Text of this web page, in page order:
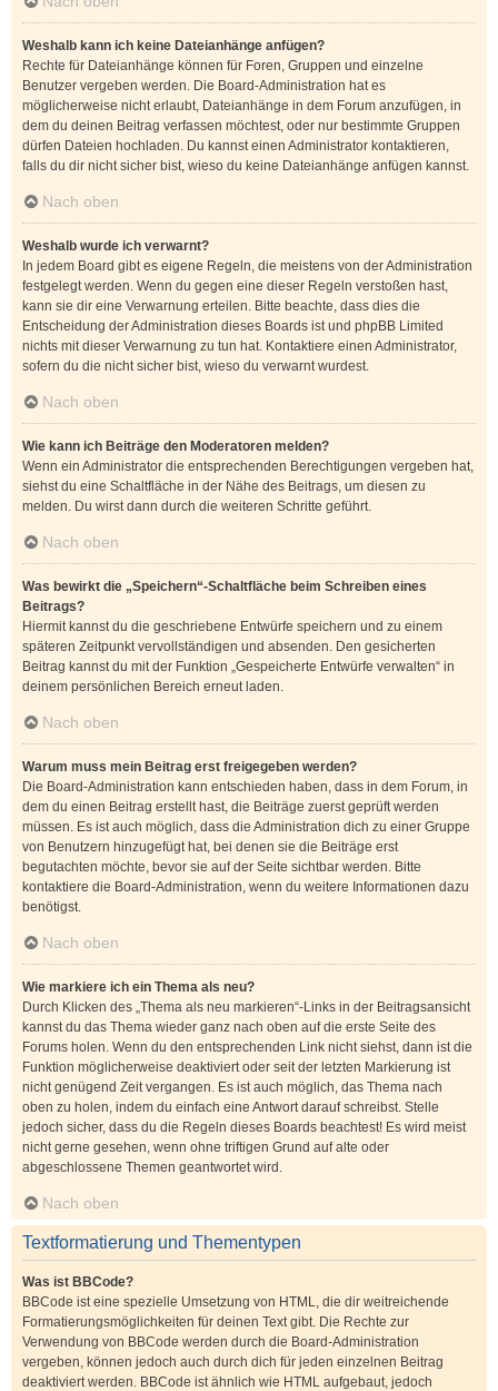
Weshalb kann ich keine Dateianhänge anfügen?
Rechte für Dateianhänge können für Foren, Gruppen und einzelne
Benutzer vergeben werden. Die Board-Administration hat es
möglicherweise nicht erlaubt, Dateianhänge in dem Forum anzufügen, in
dem du deinen Beitrag verfassen möchtest, oder nur bestimmte Gruppen
dürfen Dateien hochladen. Du kannst einen Administrator kontaktieren,
falls du dir nicht sicher bist, wieso du keine Dateianhänge anfügen kannst.
Nach oben
Weshalb wurde ich verwarnt?
In jedem Board gibt es eigene Regeln, die meistens von der Administration
festgelegt werden. Wenn du gegen eine dieser Regeln verstoßen hast,
kann sie dir eine Verwarnung erteilen. Bitte beachte, dass dies die
Entscheidung der Administration dieses Boards ist und phpBB Limited
nichts mit dieser Verwarnung zu tun hat. Kontaktiere einen Administrator,
sofern du die nicht sicher bist, wieso du verwarnt wurdest.
Nach oben
Wie kann ich Beiträge den Moderatoren melden?
Wenn ein Administrator die entsprechenden Berechtigungen vergeben hat,
siehst du eine Schaltfläche in der Nähe des Beitrags, um diesen zu
melden. Du wirst dann durch die weiteren Schritte geführt.
Nach oben
Was bewirkt die „Speichern“-Schaltfläche beim Schreiben eines
Beitrags?
Hiermit kannst du die geschriebene Entwürfe speichern und zu einem
späteren Zeitpunkt vervollständigen und absenden. Den gesicherten
Beitrag kannst du mit der Funktion „Gespeicherte Entwürfe verwalten“ in
deinem persönlichen Bereich erneut laden.
Nach oben
Warum muss mein Beitrag erst freigegeben werden?
Die Board-Administration kann entschieden haben, dass in dem Forum, in
dem du einen Beitrag erstellt hast, die Beiträge zuerst geprüft werden
müssen. Es ist auch möglich, dass die Administration dich zu einer Gruppe
von Benutzern hinzugefügt hat, bei denen sie die Beiträge erst
begutachten möchte, bevor sie auf der Seite sichtbar werden. Bitte
kontaktiere die Board-Administration, wenn du weitere Informationen dazu
benötigst.
Nach oben
Wie markiere ich ein Thema als neu?
Durch Klicken des „Thema als neu markieren“-Links in der Beitragsansicht
kannst du das Thema wieder ganz nach oben auf die erste Seite des
Forums holen. Wenn du den entsprechenden Link nicht siehst, dann ist die
Funktion möglicherweise deaktiviert oder seit der letzten Markierung ist
nicht genügend Zeit vergangen. Es ist auch möglich, das Thema nach
oben zu holen, indem du einfach eine Antwort darauf schreibst. Stelle
jedoch sicher, dass du die Regeln dieses Boards beachtest! Es wird meist
nicht gerne gesehen, wenn ohne triftigen Grund auf alte oder
abgeschlossene Themen geantwortet wird.
Nach oben
Textformatierung und Thementypen
Was ist BBCode?
BBCode ist eine spezielle Umsetzung von HTML, die dir weitreichende
Formatierungsmöglichkeiten für deinen Text gibt. Die Rechte zur
Verwendung von BBCode werden durch die Board-Administration
vergeben, können jedoch auch durch dich für jeden einzelnen Beitrag
deaktiviert werden. BBCode ist ähnlich wie HTML aufgebaut, jedoch